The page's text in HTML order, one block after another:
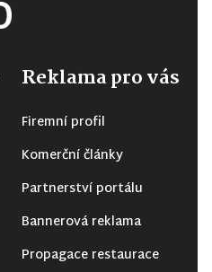
Reklama pro vás
Firemní profil
Komerční články
Partnerství portálu
Bannerová reklama
Propagace restaurace